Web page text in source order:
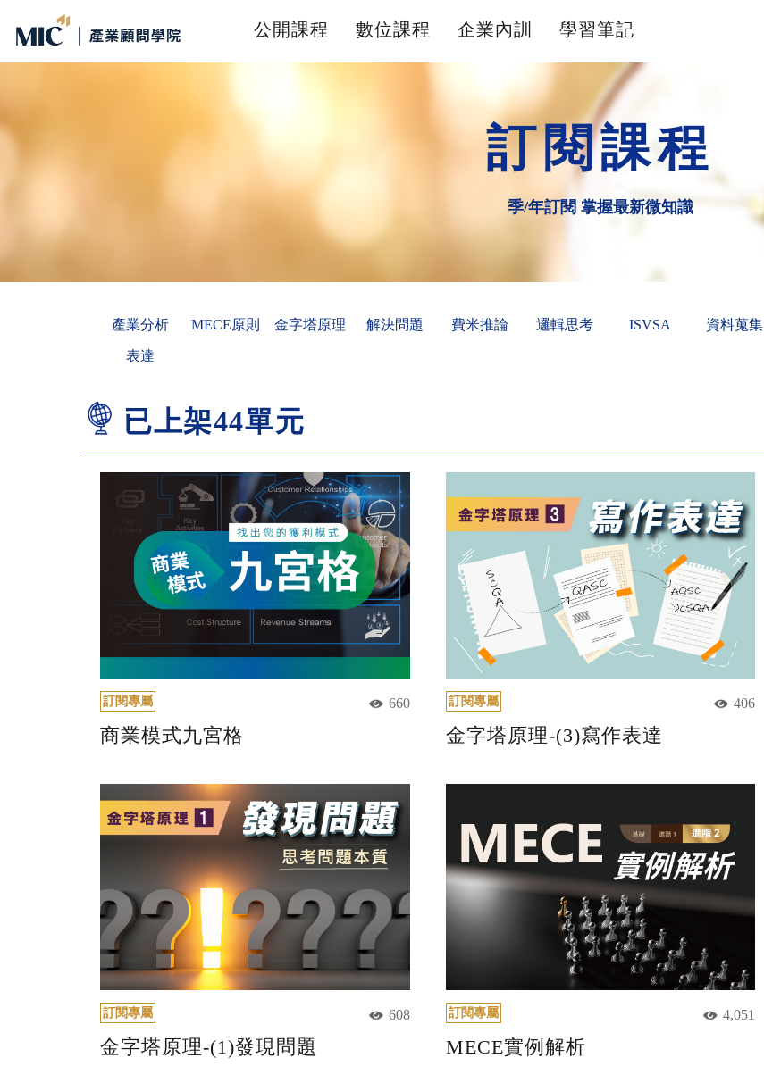
公開課程 數位課程 企業內訓 學習筆記
訂閱課程
季/年訂閱 掌握最新微知識
產業分析 MECE原則 金字塔原理 解決問題 費米推論 邏輯思考 ISVSA 資料蒐集
表達
已上架44單元
訂閱專屬 660
商業模式九宮格
訂閱專屬 406
金字塔原理-(3)寫作表達
訂閱專屬 608
金字塔原理-(1)發現問題
訂閱專屬 4,051
MECE實例解析